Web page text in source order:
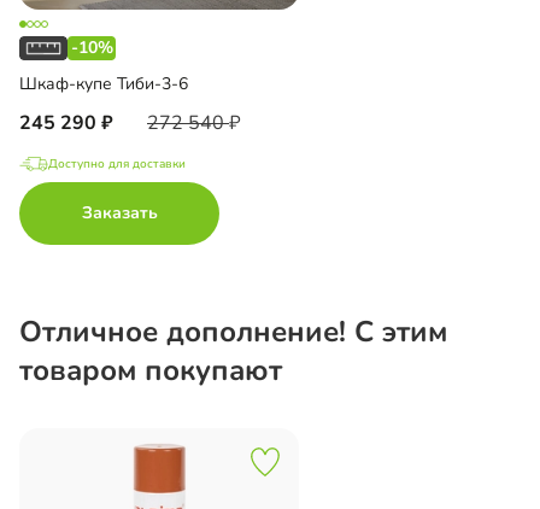
-10%
Шкаф-купе Тиби-3-6
245 290 272 540
Доступно для доставки
Заказать
Отличное дополнение! С этим
товаром покупают